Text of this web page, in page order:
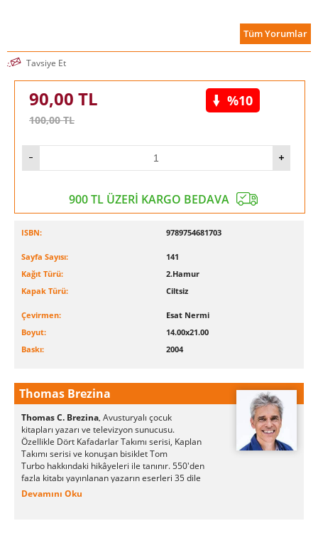
Tüm Yorumlar
Tavsiye Et
90,00 TL
100,00TL
%10
900 TL ÜZERİ KARGO BEDAVA
ISBN: 9789754681703
Sayfa Sayısı:
141
Kağıt Türü:
2.Hamur
Kapak Türü:
Ciltsiz
Çevirmen:
Esat Nermi
Boyut:
14.00x21.00
Baskı:
2004
Thomas Brezina
Thomas C. Brezina, Avusturyalı çocuk
kitapları yazarı ve televizyon sunucusu.
Özellikle Dört Kafadarlar Takımı serisi, Kaplan
Takımı serisi ve konuşan bisiklet Tom
Turbo hakkındaki hikâyeleri ile tanınır. 550'den
fazla kitabı yayınlanan yazarın eserleri 35 dile
çevrilmiştir.
Devamını Oku